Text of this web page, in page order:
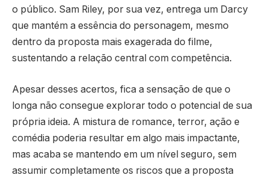
o público. Sam Riley, por sua vez, entrega um Darcy
que mantém a essência do personagem, mesmo
dentro da proposta mais exagerada do filme,
sustentando a relação central com competência.
Apesar desses acertos, fica a sensação de que o
longa não consegue explorar todo o potencial de sua
própria ideia. A mistura de romance, terror, ação e
comédia poderia resultar em algo mais impactante,
mas acaba se mantendo em um nível seguro, sem
assumir completamente os riscos que a proposta